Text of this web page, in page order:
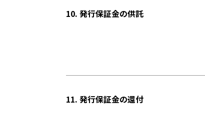
10. 発行保証金の供託
11. 発行保証金の還付